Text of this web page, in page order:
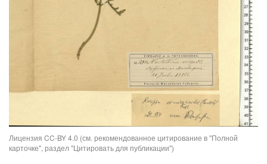
Лицензия CC-BY 4.0 (см. рекомендованное цитирование в "Полной
карточке", раздел "Цитировать для публикации")